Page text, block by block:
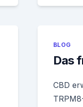
BLOG
Das
CBD